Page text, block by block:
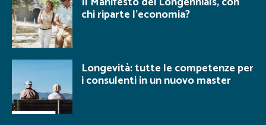
chi riparte l’economia?
Longevità: tutte le competenze per
i consulenti in un nuovo master